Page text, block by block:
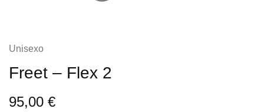
Unisexo
Freet – Flex 2
95,00 €